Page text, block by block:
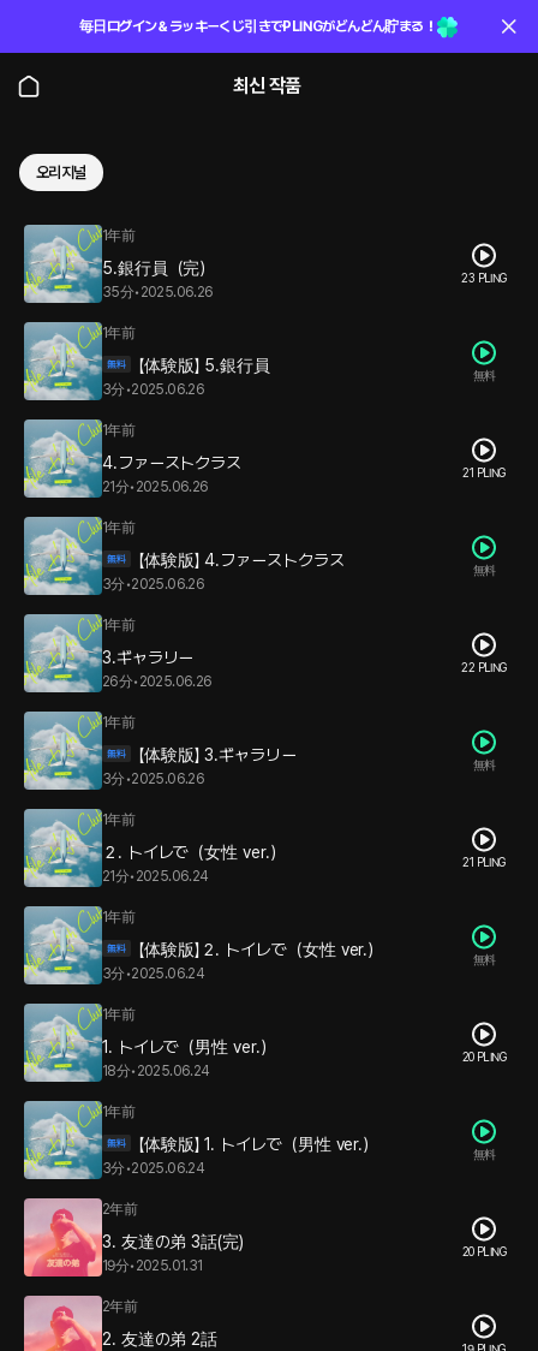
毎日ログイン＆ラッキーくじ引きでPLINGがどんどん貯まる！
최신 작품
오리지널
1年前
5.銀行員（完）
35分• 2025.06.26
23 PLING
1年前
【体験版】 5.銀行員
3分•2025.06.26
無料
1年前
4.ファーストクラス
21分• 2025.06.26
21 PLING
1年前
【体験版】 4.ファーストクラス
3分•2025.06.26
無料
1年前
3.ギャラリー
26分• 2025.06.26
22 PLING
1年前
【体験版】 3.ギャラリー
3分•2025.06.26
無料
1年前
２. トイレで（女性 ver.）
21分• 2025.06.24
21 PLING
1年前
【体験版】２. トイレで（女性 ver.）
3分•2025.06.24
無料
1年前
1. トイレで（男性 ver.）
18分• 2025.06.24
20 PLING
1年前
【体験版】 1. トイレで（男性 ver.）
3分•2025.06.24
無料
2年前
3. 友達の弟 3話(完)
19分• 2025.01.31
20 PLING
2年前
2. 友達の弟 2話